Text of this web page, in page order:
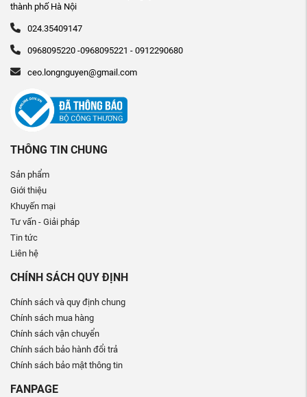
thành phố Hà Nội
024.35409147
0968095220 -0968095221 - 0912290680
ceo.longnguyen@gmail.com
THÔNG TIN CHUNG
Sản phẩm
Giới thiệu
Khuyến mại
Tư vấn - Giải pháp
Tin tức
Liên hệ
CHÍNH SÁCH QUY ĐỊNH
Chính sách và quy định chung
Chính sách mua hàng
Chính sách vận chuyển
Chính sách bảo hành đổi trả
Chính sách bảo mật thông tin
FANPAGE